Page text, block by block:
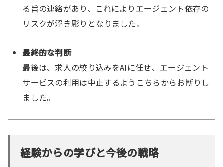
る旨の連絡があり、これによりエージェント依存の
リスクが浮き彫りとなりました。
最終的な判断
最後は、求人の絞り込みをAIに任せ、エージェント
サービスの利用は中止するようこちらからお断りし
ました。
経験からの学びと今後の戦略